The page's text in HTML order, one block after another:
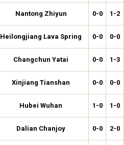
Nantong Zhiyun 0-0 1-2
Heilongjiang Lava Spring 0-0 0-0
Changchun Yatai 0-0 1-3
Xinjiang Tianshan 0-0 0-0
Hubei Wuhan 1-0 1-0
Dalian Chanjoy 0-0 2-0